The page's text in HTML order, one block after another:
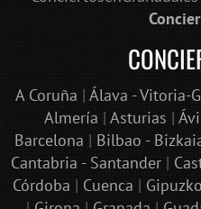
A Coruña | Álava - Vitoria-
Almería | Asturias |
Barcelona | Bilbao -
Cantabria - Santander|
Córdoba | Cuenca |